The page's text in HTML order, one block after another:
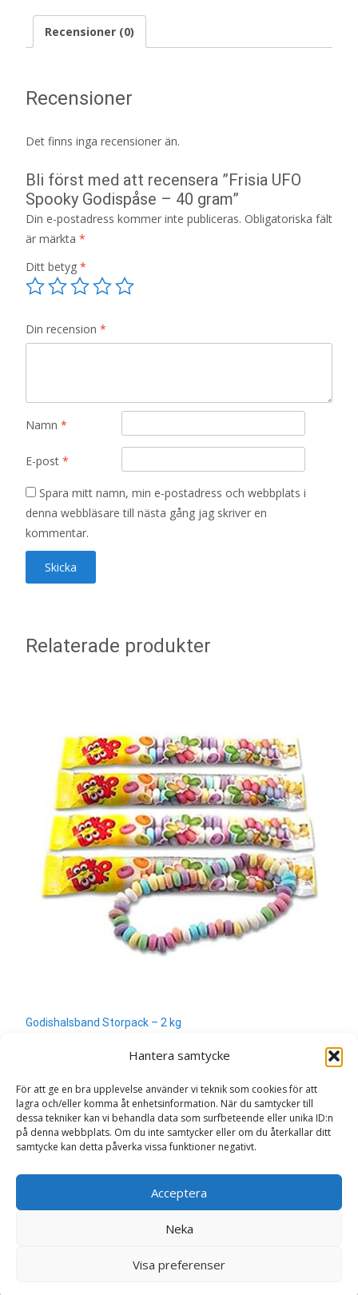
Hantera samtycke
För att ge en bra upplevelse använder vi teknik som cookies för att
lagra och/eller komma åt enhetsinformation. När du samtycker till
dessa tekniker kan vi behandla data som surfbeteende eller unika ID:n
på denna webbplats. Om du inte samtycker eller om du återkallar ditt
samtycke kan detta påverka vissa funktioner negativt.
Acceptera
Neka
Visa preferenser
Recensioner (0)
Recensioner
Det finns inga recensioner än.
Bli först med att recensera ”Frisia UFO
Spooky Godispåse – 40 gram”
Din e-postadress kommer inte publiceras. Obligatoriska fält
är märkta *
Ditt betyg *
Din recension *
Namn *
E-post *
Spara mitt namn, min e-postadress och webbplats i
denna webbläsare till nästa gång jag skriver en
kommentar.
Relaterade produkter
Godishalsband Storpack – 2 kg
Search
Powered by WordPress, Themei-craftby TemplatesNext.